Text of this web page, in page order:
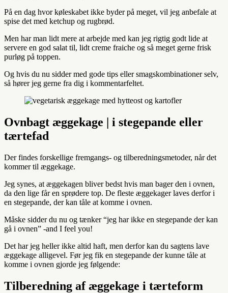
På en dag hvor køleskabet ikke byder på meget, vil jeg anbefale at
spise det med ketchup og rugbrød.
Men har man lidt mere at arbejde med kan jeg rigtig godt lide at
servere en god salat til, lidt creme fraiche og så meget gerne frisk
purløg på toppen.
Og hvis du nu sidder med gode tips eller smagskombinationer selv,
så hører jeg gerne fra dig i kommentarfeltet.
Ovnbagt æggekage | i stegepande eller
tærtefad
Der findes forskellige fremgangs- og tilberedningsmetoder, når det
kommer til æggekage.
Jeg synes, at æggekagen bliver bedst hvis man bager den i ovnen,
da den lige får en sprødere top. De fleste æggekager laves derfor i
en stegepande, der kan tåle at komme i ovnen.
Måske sidder du nu og tænker “jeg har ikke en stegepande der kan
gå i ovnen” -and I feel you!
Det har jeg heller ikke altid haft, men derfor kan du sagtens lave
æggekage alligevel. Før jeg fik en stegepande der kunne tåle at
komme i ovnen gjorde jeg følgende:
Tilberedning af æggekage i tærteform